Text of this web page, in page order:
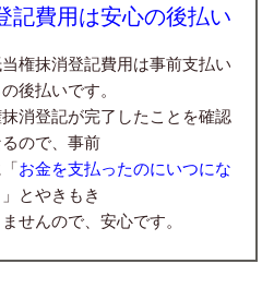
記費用は安心の後払い
消登記費用は事前支払い
後払いです。
記が完了したことを確認
ので、事前
お金を支払ったのにいつにな
」とやきもき
ので、安心です。